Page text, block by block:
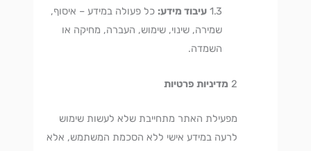
עיבוד מידע: כל פעולה במידע – איסוף,
שמירה, שינוי, שימוש, העברה, מחיקה או
השמדה.
מדיניות פרטיות
מפעילת האתר מתחייבת שלא לעשות שימוש
לרעה במידע אישי ללא הסכמת המשתמש, אלא